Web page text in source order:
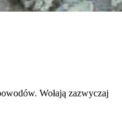
Wołają zazwyczaj